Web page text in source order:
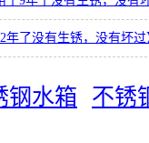
年了没有生锈，没有坏过
钢水箱
不锈